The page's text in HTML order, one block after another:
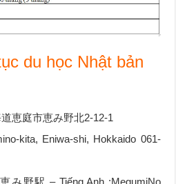
du học Nhật bản
恵庭市恵み野北2-12-1
kita, Eniwa-shi, Hokkaido 061-
み野駅 – Tiếng Anh :MegumiNo